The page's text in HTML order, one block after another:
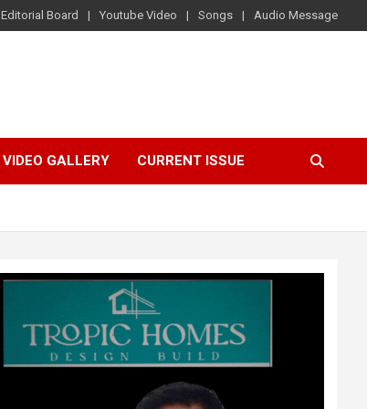
Editorial Board Youtube Video Songs Audio Message
VIDEO GALLERY CURRENT ISSUE